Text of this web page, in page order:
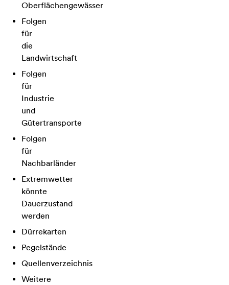
Oberflächengewässer
Folgen
für
die
Landwirtschaft
Folgen
für
Industrie
und
Gütertransporte
Folgen
für
Nachbarländer
Extremwetter
könnte
Dauerzustand
werden
Dürrekarten
Pegelstände
Quellenverzeichnis
Weitere